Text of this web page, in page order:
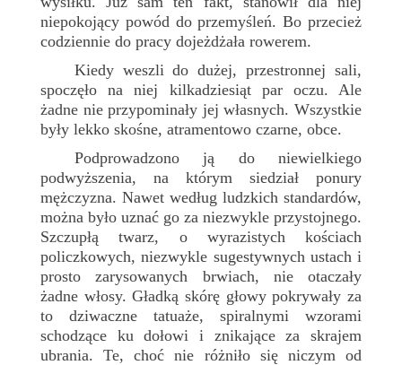
niepokojący powód do przemyśleń. Bo przecież
codziennie do pracy dojeżdżała rowerem.
Kiedy weszli do dużej, przestronnej sali,
spoczęło na niej kilkadziesiąt par oczu. Ale
żadne nie przypominały jej własnych. Wszystkie
były lekko skośne, atramentowo czarne, obce.
Podprowadzono ją do niewielkiego
podwyższenia, na którym siedział ponury
mężczyzna. Nawet według ludzkich standardów,
można było uznać go za niezwykle przystojnego.
Szczupłą twarz, o wyrazistych kościach
policzkowych, niezwykle sugestywnych ustach i
prosto zarysowanych brwiach, nie otaczały
żadne włosy. Gładką skórę głowy pokrywały za
to dziwaczne tatuaże, spiralnymi wzorami
schodzące ku dołowi i znikające za skrajem
ubrania. Te, choć nie różniło się niczym od